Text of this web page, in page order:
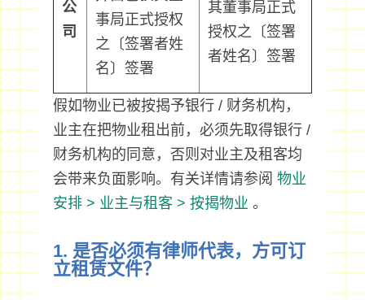
公
司
事局正式授权
之〔签署者姓
名〕签署
其董事局正式
授权之〔签署
者姓名〕签署
假如物业已被按揭予银行 / 财务机构，
业主在把物业租出前，必须先取得银行 /
财务机构的同意，否则对业主及租客均
会带来负面影响。有关详情请参阅 物业
安排 > 业主与租客 > 按揭物业 。
1. 是否必须有律师代表，方可订
立租赁文件？